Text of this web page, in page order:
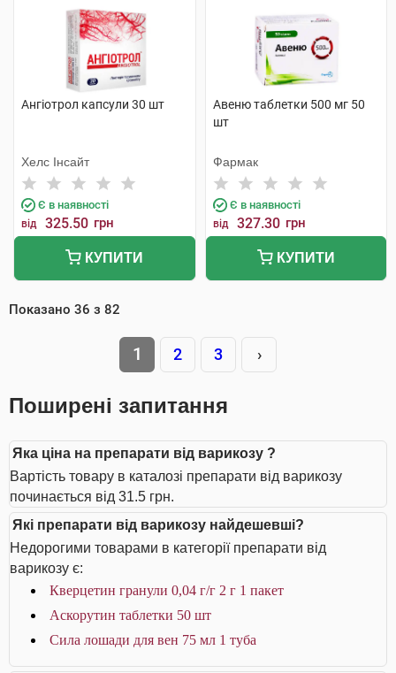
Ангіотрол капсули 30 шт
Хелс Інсайт
Є в наявності
від 325.50 грн
КУПИТИ
Авеню таблетки 500 мг 50
шт
Фармак
Є в наявності
від 327.30 грн
КУПИТИ
Показано 36 з 82
1 2 3 ›
Поширені запитання
Яка ціна на препарати від варикозу ?
Вартість товару в каталозі препарати від варикозу
починається від 31.5 грн.
Які препарати від варикозу найдешевші?
Недорогими товарами в категорії препарати від
варикозу є:
Кверцетин гранули 0,04 г/г 2 г 1 пакет
Аскорутин таблетки 50 шт
Сила лошади для вен 75 мл 1 туба